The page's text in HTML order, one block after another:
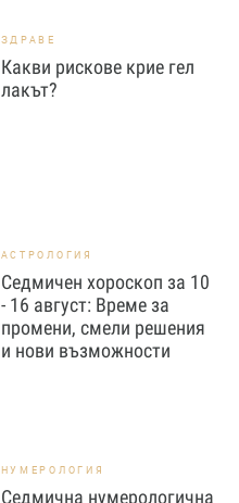
ЗДРАВЕ
Какви рискове крие гел
лакът?
АСТРОЛОГИЯ
Седмичен хороскоп за 10
- 16 август: Време за
промени, смели решения
и нови възможности
НУМЕРОЛОГИЯ
Седмична нумерологична